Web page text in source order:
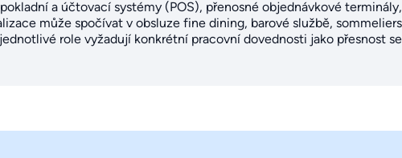
a účtovací systémy (POS), přenosné objednávkové
může spočívat v obsluze fine dining, barové službě,
role vyžadují konkrétní pracovní dovednosti jako přesnost